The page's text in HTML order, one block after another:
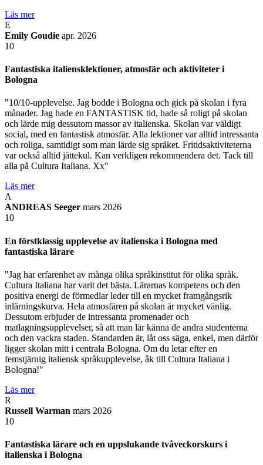
Läs mer
E
Emily Goudie apr. 2026
10
Fantastiska italiensklektioner, atmosfär och aktiviteter i
Bologna
"10/10-upplevelse. Jag bodde i Bologna och gick på skolan i fyra
månader. Jag hade en FANTASTISK tid, hade så roligt på skolan
och lärde mig dessutom massor av italienska. Skolan var väldigt
social, med en fantastisk atmosfär. Alla lektioner var alltid intressanta
och roliga, samtidigt som man lärde sig språket. Fritidsaktiviteterna
var också alltid jättekul. Kan verkligen rekommendera det. Tack till
alla på Cultura Italiana. Xx"
Läs mer
A
ANDREAS Seeger mars 2026
10
En förstklassig upplevelse av italienska i Bologna med
fantastiska lärare
"Jag har erfarenhet av många olika språkinstitut för olika språk.
Cultura Italiana har varit det bästa. Lärarnas kompetens och den
positiva energi de förmedlar leder till en mycket framgångsrik
inlärningskurva. Hela atmosfären på skolan är mycket vänlig.
Dessutom erbjuder de intressanta promenader och
matlagningsupplevelser, så att man lär känna de andra studenterna
och den vackra staden. Standarden är, låt oss säga, enkel, men därför
ligger skolan mitt i centrala Bologna. Om du letar efter en
femstjärnig italiensk språkupplevelse, åk till Cultura Italiana i
Bologna!"
Läs mer
R
Russell Warman mars 2026
10
Fantastiska lärare och en uppslukande tvåveckorskurs i
italienska i Bologna